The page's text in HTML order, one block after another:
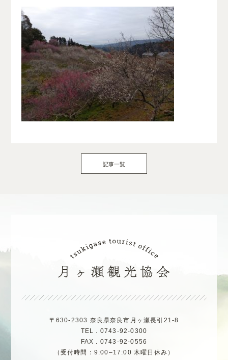
記事一覧
〒630-2303 奈良県奈良市月ヶ瀬長引21-8
TEL . 0743-92-0300
FAX . 0743-92-0556
（受付時間：9:00–17:00 木曜日休み）